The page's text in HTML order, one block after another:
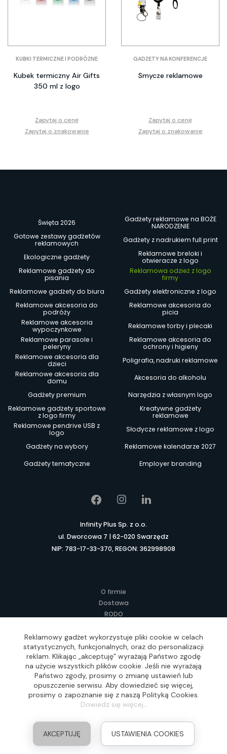
KUBKI TERMICZNE I PODRÓŻNE
Kubek termiczny Air Gifts
350 ml z logo
Zapytaj o cenę
Zapytaj o znakowanie
GADŻETY NA KONFERENCJE
Smycze reklamowe
Zapytaj o cenę
Zapytaj o znakowanie
Święta 2026
Gadżety reklamowe na BOŻE
NARODZENIE
Gotowe zestawy gadżetów
reklamowych
Gadżety z nadrukiem full print
Ekologiczne gadżety
Reklamowe breloki i
otwieracze z logo
Reklamowe gadżety do
pisania
Reklamowa odzież z logo
firmy
Reklamowe gadżety do biura
Gadżety elektroniczne z logo
Reklamowe akcesoria do
podróży
Reklamowe akcesoria do
picia
Reklamowe akcesoria
wypoczynkowe
Reklamowe torby i plecaki
Reklamowe parasole i
peleryny
Reklamowe akcesoria do
ochrony i higieny
Reklamowe akcesoria dla
dzieci
Poligrafia, nadruki reklamowe
Reklamowe akcesoria dla
domu
Akcesoria do alkoholu
Gadżety premium
Narzędzia z własnym logo
Reklamowe gadżety sportowe
z logo firmy
Kreatywne gadżety
reklamowe
Reklamowe pendrive USB z
logo
Słodycze reklamowe z logo
Gadżety na wybory
Reklamowe kalendarze 2027
Gadżety tematyczne
Employer branding
Infinity Plus Sp. z o.o.
ul. Dworcowa 7 | 62-020 Swarzędz
NIP: 783-17-33-370, REGON: 362998908
O firmie
Dostawa
RODO
Regulamin
Lokalne Gadżety Reklamowe
Jak zamawiać?
Słownik pojęć
FAQ
Realizacja: Idea4Me.pl, Wszelkie prawa zastrzeżone
Reklamowy gadżet wykorzystuje pliki cookie w celach
statystycznych, funkcjonalnych, oraz do personalizacji
reklam. Klikając „akceptuję” wyrażają Państwo zgodę
na użycie wszystkich plików cookie. Jeśli nie wyrażają
Państwo zgody, prosimy o zmianę ustawień lub
opuszczenie serwisu. Aby dowiedzieć się więcej,
prosimy o zapoznanie się z naszą Polityką Cookies.
Dowiedz się więcej..
AKCEPTUJĘ USTAWIENIA COOKIES